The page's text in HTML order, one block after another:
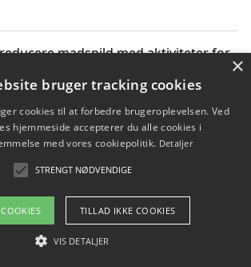
madspild med aktiviteter for
måltidskasser i Vejle
kontakt
Blog Betingelser
×
bruger tracking cookies
cookies til at forbedre brugeroplevelsen. Ved
hjemmeside accepterer du alle cookies i
med vores cookiepolitik. Detaljer
STRENGT NØDVENDIGE
TILLAD IKKE COOKIES
VIS DETALJER